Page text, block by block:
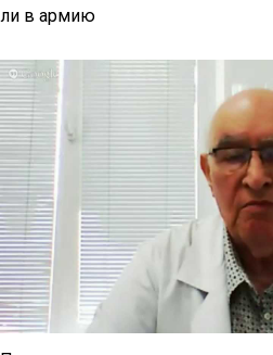
ли в армию